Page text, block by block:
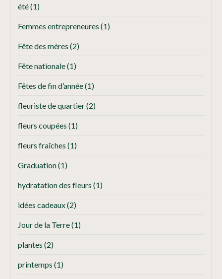
été(1)
Femmes entrepreneures (1)
Fête des mères (2)
Fête nationale(1)
Fêtes de fin d’année(1)
fleuriste de quartier(2)
fleurs coupées (1)
fleurs fraîches (1)
Graduation(1)
hydratation des fleurs (1)
idées cadeaux(2)
Jour de la Terre(1)
plantes (2)
printemps (1)